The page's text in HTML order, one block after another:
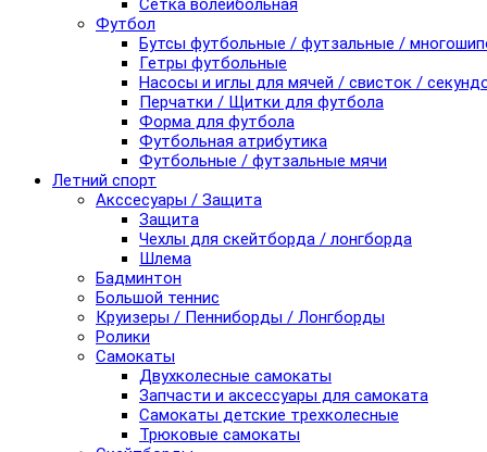
Сетка волейбольная
Футбол
Бутсы футбольные / футзальные /
Гетры футбольные
Насосы и иглы для мячей / свисток /
Перчатки / Щитки для футбола
Форма для футбола
Футбольная атрибутика
Футбольные / футзальные мячи
Летний спорт
Акссесуары / Защита
Защита
Чехлы для скейтборда / лонгборда
Шлема
Бадминтон
Большой теннис
Круизеры / Пенниборды / Лонгборды
Ролики
Самокаты
Двухколесные самокаты
Запчасти и аксессуары для самоката
Самокаты детские трехколесные
Трюковые самокаты